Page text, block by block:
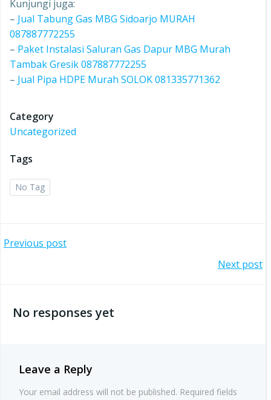
Kunjungi juga:
– Jual Tabung Gas MBG Sidoarjo MURAH
087887772255
– Paket Instalasi Saluran Gas Dapur MBG Murah
Tambak Gresik 087887772255
– Jual Pipa HDPE Murah SOLOK 081335771362
Category
Uncategorized
Tags
No Tag
Post
Previous post
navigation
Next post
No responses yet
Leave a Reply
Your email address will not be published. Required fields